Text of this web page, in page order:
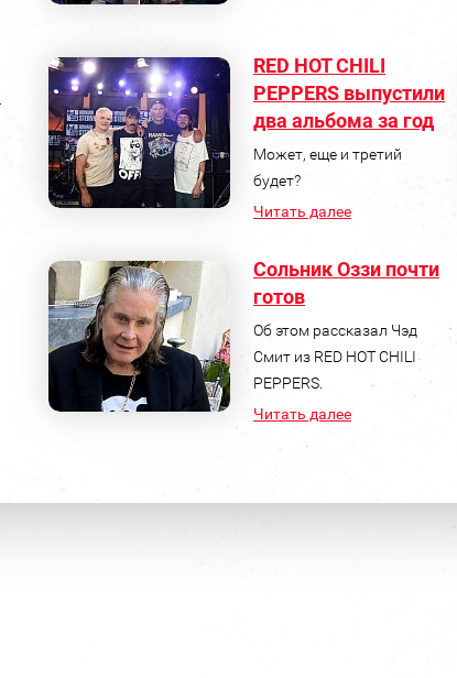
RED HOT CHILI
PEPPERS выпустили
два альбома за год
Может, еще и третий
будет?
Читать далее
Сольник Оззи почти
готов
Об этом рассказал Чэд
Смит из RED HOT CHILI
PEPPERS.
Читать далее